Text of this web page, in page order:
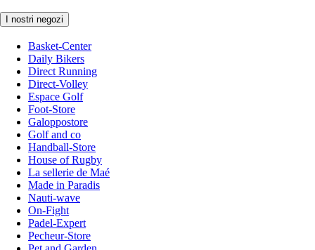
I nostri negozi
Basket-Center
Daily Bikers
Direct Running
Direct-Volley
Espace Golf
Foot-Store
Galoppostore
Golf and co
Handball-Store
House of Rugby
La sellerie de Maé
Made in Paradis
Nauti-wave
On-Fight
Padel-Expert
Pecheur-Store